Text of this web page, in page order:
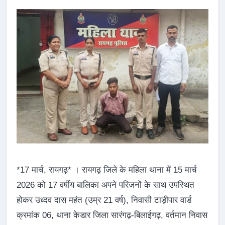
*17 मार्च, रायगढ़* । रायगढ़ जिले के महिला थाना में 15 मार्च
2026 को 17 वर्षीय बालिका अपने परिजनों के साथ उपस्थित
होकर उध्दव दास महंत (उम्र 21 वर्ष), निवासी टाड़ीपार वार्ड
क्रमांक 06, थाना केडार जिला सारंगढ़-बिलाईगढ़, वर्तमान निवास